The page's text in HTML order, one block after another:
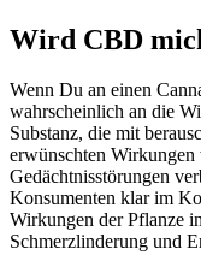
Wird CBD
Wenn Du an einen
wahrscheinlich an die
Substanz, die mit
erwünschten
Gedächtnisstörungen
Konsumenten klar im
Wirkungen der Pflanze
Schmerzlinderung und